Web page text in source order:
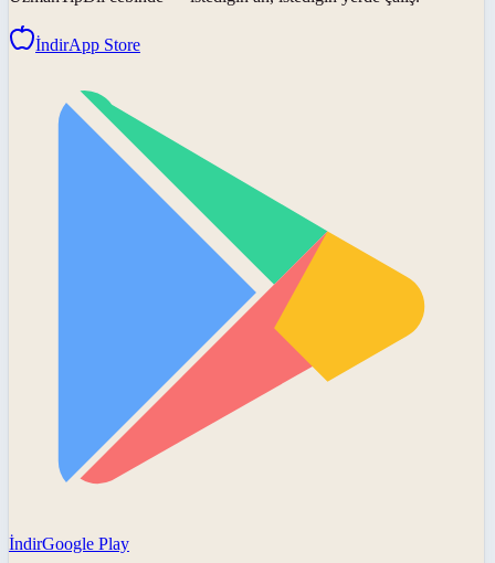
İndirApp Store
İndirGoogle Play